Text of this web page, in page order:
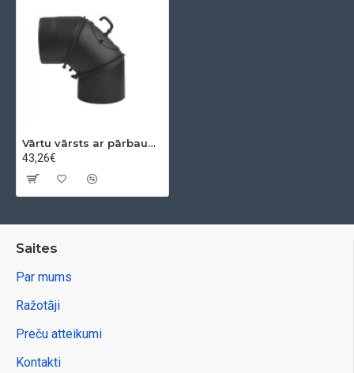
Vārtu vārsts ar pārbaudi,trīsdaļigs 0-90º Ø120x2mm
43,26€
Saites
Par mums
Ražotāji
Preču atteikumi
Kontakti